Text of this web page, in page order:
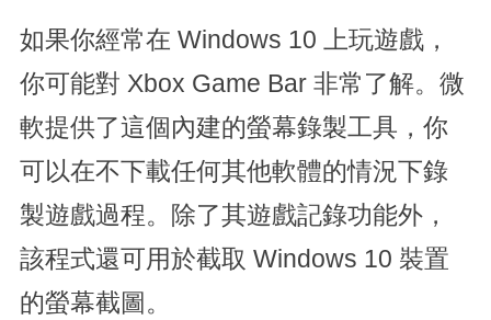
如果你經常在 Windows 10 上玩遊戲，
你可能對 Xbox Game Bar 非常了解。微
軟提供了這個內建的螢幕錄製工具，你
可以在不下載任何其他軟體的情況下錄
製遊戲過程。除了其遊戲記錄功能外，
該程式還可用於截取 Windows 10 裝置
的螢幕截圖。